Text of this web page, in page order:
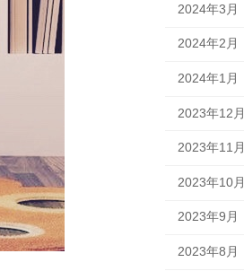
2024年3月
2024年2月
2024年1月
2023年12月
2023年11月
2023年10月
2023年9月
2023年8月